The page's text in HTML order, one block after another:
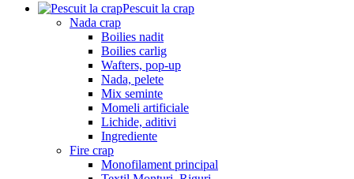
Pescuit la crap
Nada crap
Boilies nadit
Boilies carlig
Wafters, pop-up
Nada, pelete
Mix seminte
Momeli artificiale
Lichide, aditivi
Ingrediente
Fire crap
Monofilament principal